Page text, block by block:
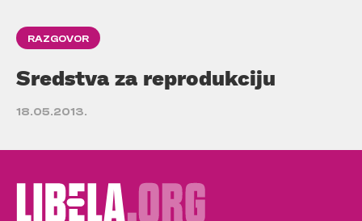
RAZGOVOR
Sredstva za reprodukciju
18.05.2013.